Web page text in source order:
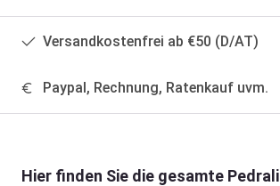
Versandkostenfrei ab €50 (D/AT)
Paypal, Rechnung, Ratenkauf uvm.
Hier finden Sie die gesamte Pedrali